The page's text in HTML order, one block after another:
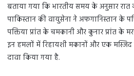
बताया गया कि भारतीय समय के अनुसार रात
पाकिस्तान की वायुसेना ने अफगानिस्तान के
पक्तिया प्रांत के चमकानी और कुनार प्रांत के
इन हमलों में रिहायशी मकानों और एक मस्जिद
दावा किया गया है.